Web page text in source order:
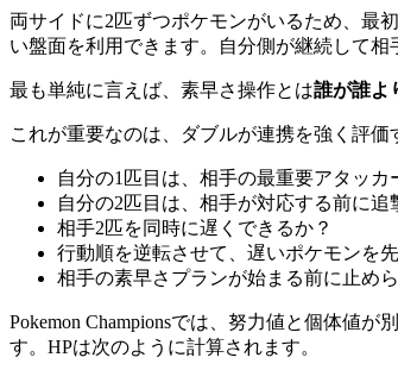
両サイドに2匹ずつポケモンがいるため、最
い盤面を利用できます。自分側が継続して
最も単純に言えば、素早さ操作とは誰が誰よ
これが重要なのは、ダブルが連携を強く評
自分の1匹目は、相手の最重要アタッカ
自分の2匹目は、相手が対応する前に追
相手2匹を同時に遅くできるか？
行動順を逆転させて、遅いポケモンを
相手の素早さプランが始まる前に止め
Pokemon Championsでは、努力値と個体値
す。HPは次のように計算されます。